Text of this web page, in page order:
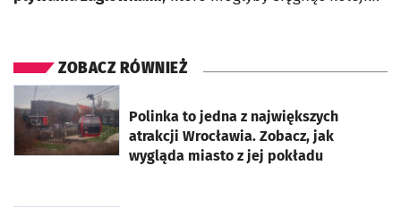
ZOBACZ RÓWNIEŻ
Polinka to jedna z największych
atrakcji Wrocławia. Zobacz, jak
wygląda miasto z jej pokładu
otworzy się w nowej karcie